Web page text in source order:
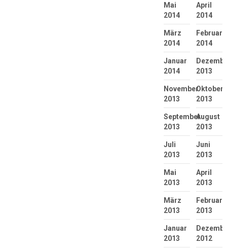
Mai
2014
April
2014
März
2014
Februar
2014
Januar
2014
2013
November
2013
Oktober
2013
September
2013
August
2013
Juli
2013
Juni
2013
Mai
2013
April
2013
März
2013
Februar
2013
Januar
2013
2012